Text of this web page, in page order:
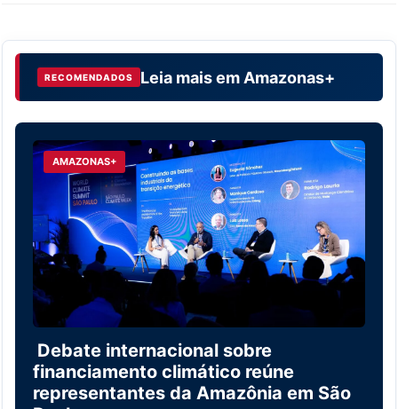
RECOMENDADOS Leia mais em Amazonas+
AMAZONAS+
Debate internacional sobre
financiamento climático reúne
representantes da Amazônia em São